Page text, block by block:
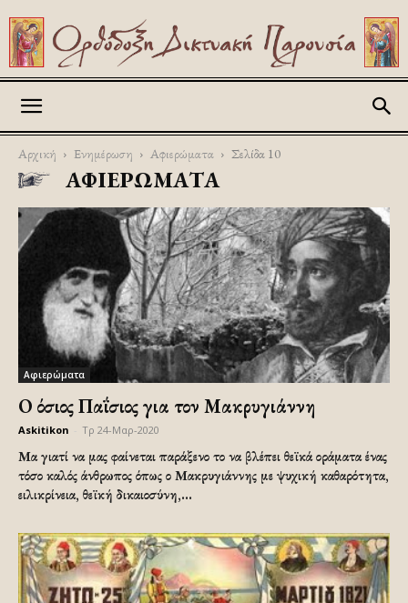
Αρχική Ενημέρωση Αφιερώματα Σελίδα 10
ΑΦΙΕΡΏΜΑΤΑ
Αφιερώματα
Ο όσιος Παΐσιος για τον Μακρυγιάννη
Askitikon Τρ 24-Μαρ-2020
Μα γιατί να μας φαίνεται παράξενο το να βλέπει θεϊκά οράματα ένας
τόσο καλός άνθρωπος όπως ο Μακρυγιάννης με ψυχική καθαρότητα,
ειλικρίνεια, θεϊκή δικαιοσύνη,...